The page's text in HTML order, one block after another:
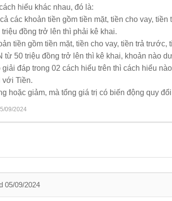
hiểu khác nhau, đó là:
các khoản tiền gồm tiền mặt, tiền cho vay,
đồng trở lên thì phải kê khai.
tiền gồm tiền mặt, tiền cho vay, tiền trả
từ 50 triệu đồng trở lên thì kê khai, khoản nào
đáp trong 02 cách hiểu trên thì cách hiểu
với Tiền.
hoặc giảm, mà tổng giá trị có biến động quy
09/2024
05/09/2024